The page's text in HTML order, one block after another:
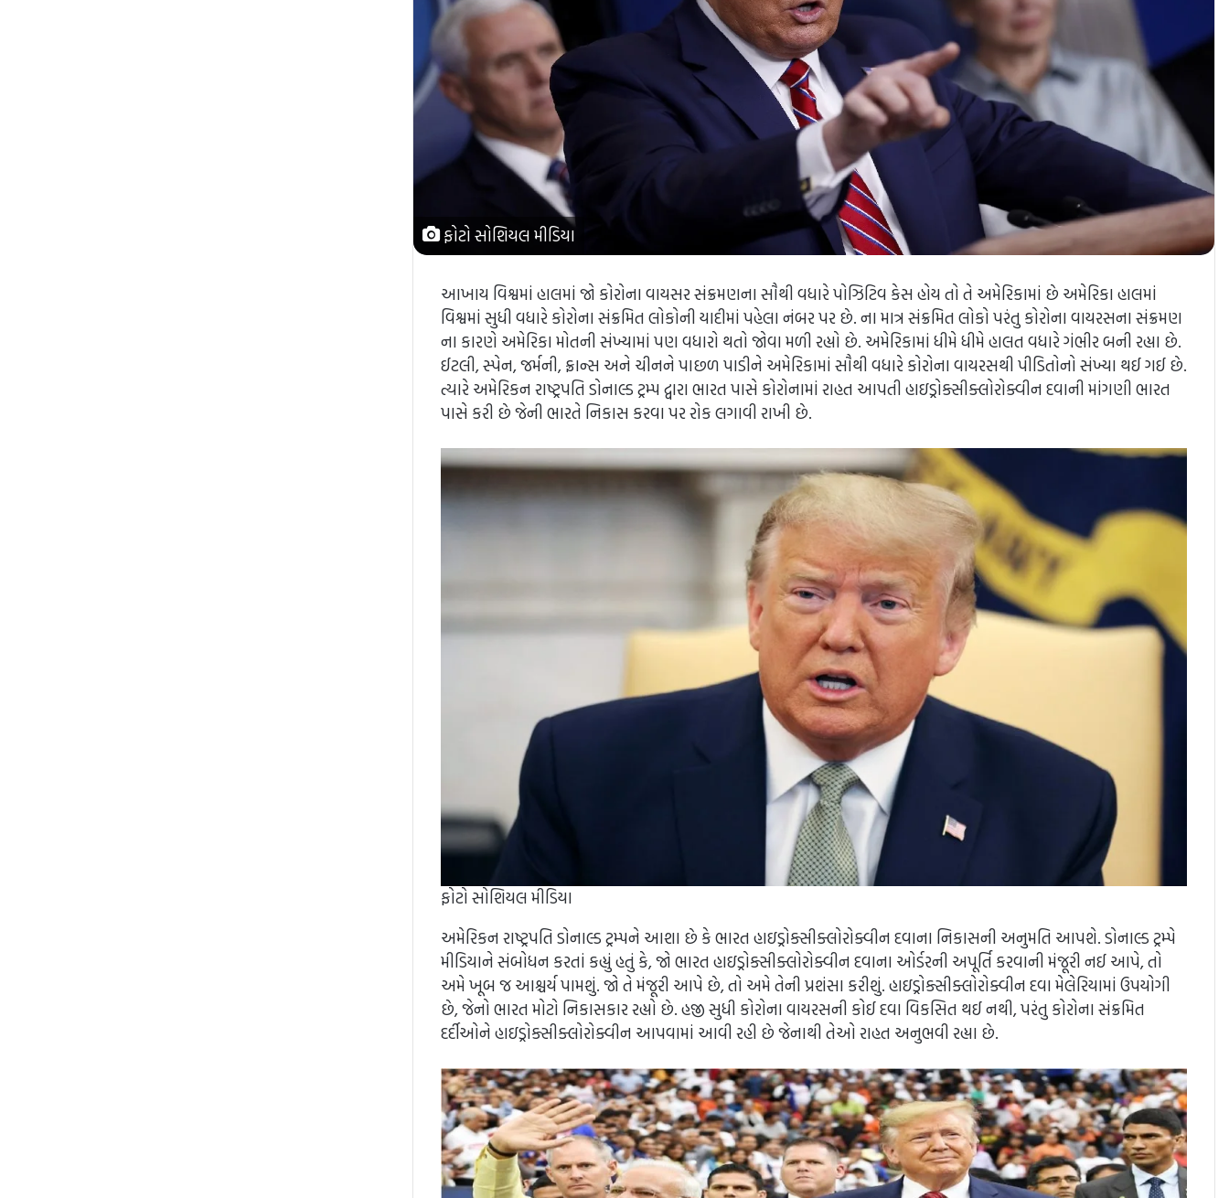
ફોટો સોશિયલ મીડિયા
આખાય વિશ્વમાં હાલમાં જો કોરોના વાયસર સંક્રમણના સૌથી વધારે પોઝિટિવ કેસ હોય તો તે અમેરિકામાં છે અમેરિકા હાલમાં
વિશ્વમાં સુધી વધારે કોરોના સંક્રમિત લોકોની યાદીમાં પહેલા નંબર પર છે. ના માત્ર સંક્રમિત લોકો પરંતુ કોરોના વાયરસના સંક્રમણ
ના કારણે અમેરિકા મોતની સંખ્યામાં પણ વધારો થતો જોવા મળી રહ્યો છે. અમેરિકામાં ધીમે ધીમે હાલત વધારે ગંભીર બની રહ્યા છે.
ઈટલી, સ્પેન, જર્મની, ફ્રાન્સ અને ચીનને પાછળ પાડીને અમેરિકામાં સૌથી વધારે કોરોના વાયરસથી પીડિતોનો સંખ્યા થઈ ગઈ છે.
ત્યારે અમેરિકન રાષ્ટ્રપતિ ડોનાલ્ડ ટ્રમ્પ દ્વારા ભારત પાસે કોરોનામાં રાહત આપતી હાઇડ્રોક્સીક્લોરોક્વીન દવાની માંગણી ભારત
પાસે કરી છે જેની ભારતે નિકાસ કરવા પર રોક લગાવી રાખી છે.
ફોટો સોશિયલ મીડિયા
અમેરિકન રાષ્ટ્રપતિ ડોનાલ્ડ ટ્રમ્પને આશા છે કે ભારત હાઇડ્રોક્સીક્લોરોક્વીન દવાના નિકાસની અનુમતિ આપશે. ડોનાલ્ડ ટ્રમ્પે
મીડિયાને સંબોધન કરતાં કહ્યું હતું કે, જો ભારત હાઇડ્રોક્સીક્લોરોક્વીન દવાના ઓર્ડરની અપૂર્તિ કરવાની મંજૂરી નઈ આપે, તો
અમે ખૂબ જ આશ્ચર્ય પામશું. જો તે મંજૂરી આપે છે, તો અમે તેની પ્રશંસા કરીશું. હાઇડ્રોક્સીક્લોરોક્વીન દવા મેલેરિયામાં ઉપયોગી
છે, જેનો ભારત મોટો નિકાસકાર રહ્યો છે. હજી સુધી કોરોના વાયરસની કોઈ દવા વિકસિત થઈ નથી, પરંતુ કોરોના સંક્રમિત
દર્દીઓને હાઇડ્રોક્સીક્લોરોક્વીન આપવામાં આવી રહી છે જેનાથી તેઓ રાહત અનુભવી રહ્યા છે.